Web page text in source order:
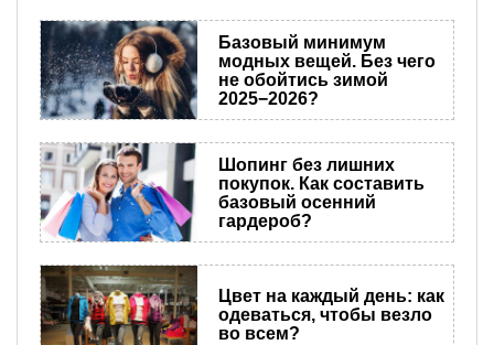
Базовый минимум
модных вещей. Без чего
не обойтись зимой
2025−2026?
Шопинг без лишних
покупок. Как составить
базовый осенний
гардероб?
Цвет на каждый день: как
одеваться, чтобы везло
во всем?